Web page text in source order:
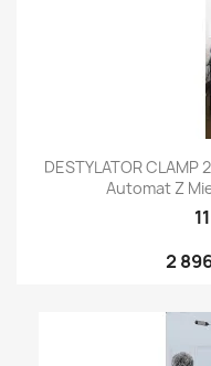
DESTYLATOR CLAMP
Automat Z
2